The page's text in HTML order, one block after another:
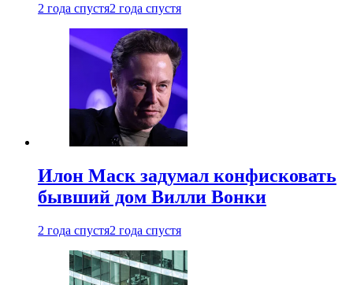
2 года спустя2 года спустя
Илон Маск задумал конфисковать
бывший дом Вилли Вонки
2 года спустя2 года спустя